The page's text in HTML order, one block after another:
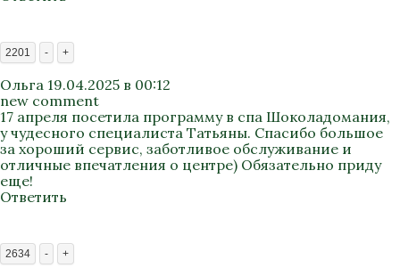
2201 - +
Ольга 19.04.2025 в 00:12
new comment
17 апреля посетила программу в спа Шоколадомания,
у чудесного специалиста Татьяны. Спасибо большое
за хороший сервис, заботливое обслуживание и
отличные впечатления о центре) Обязательно приду
еще!
Ответить
2634 - +